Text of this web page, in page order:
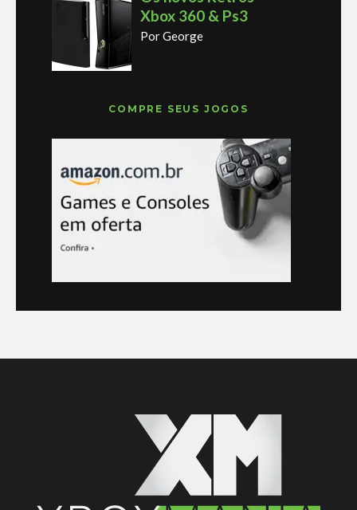
Xbox 360 & Ps3
Por George
COMPRE SEUS JOGOS